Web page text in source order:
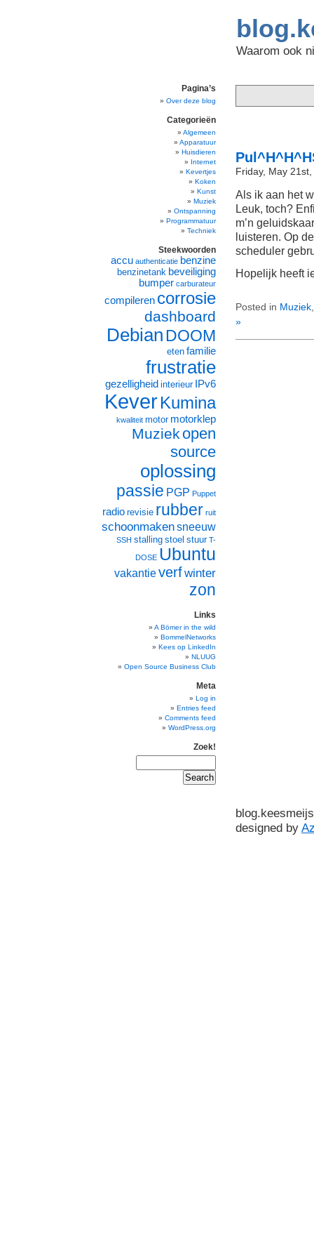
Waarom ook
Friday, May
Als ik aan het
Leuk, toch?
m’n
luisteren. Op
scheduler
Hopelijk heeft
Posted in Muziek
»
Pagina’s
Over deze blog
Categorieën
Algemeen
Apparatuur
Huisdieren
Internet
Kevertjes
Koken
Kunst
Muziek
Ontspanning
Programmatuur
Techniek
Steekwoorden
accu authenticatie benzine
benzinetank beveiliging
bumper carburateur
compileren corrosie
dashboard
DebianDOOM
eten familie
frustratie
gezelligheid interieur IPv6
KeverKumina
kwaliteit motor motorklep
Muziek open
source
oplossing
passie PGP Puppet
radio revisie rubber ruit
schoonmakensneeuw
SSH stalling stoel stuur T-
DOSE Ubuntu
vakantieverfwinter
zon
Links
A Bömer in the wild
BommelNetworks
Kees op LinkedIn
NLUUG
Open Source Business Club
Meta
Log in
Entries feed
Comments feed
WordPress.org
Zoek!
designed by